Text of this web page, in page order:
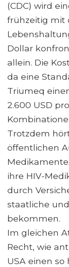
(CDC) wird
frühzeitig mit
Dollar
allein. Die
da eine
Triumeq
2.600 USD
Trotzdem
öffentlichen
ihre HIV-
durch
staatliche
bekommen.
Im gleichen
Recht, wie
USA einen